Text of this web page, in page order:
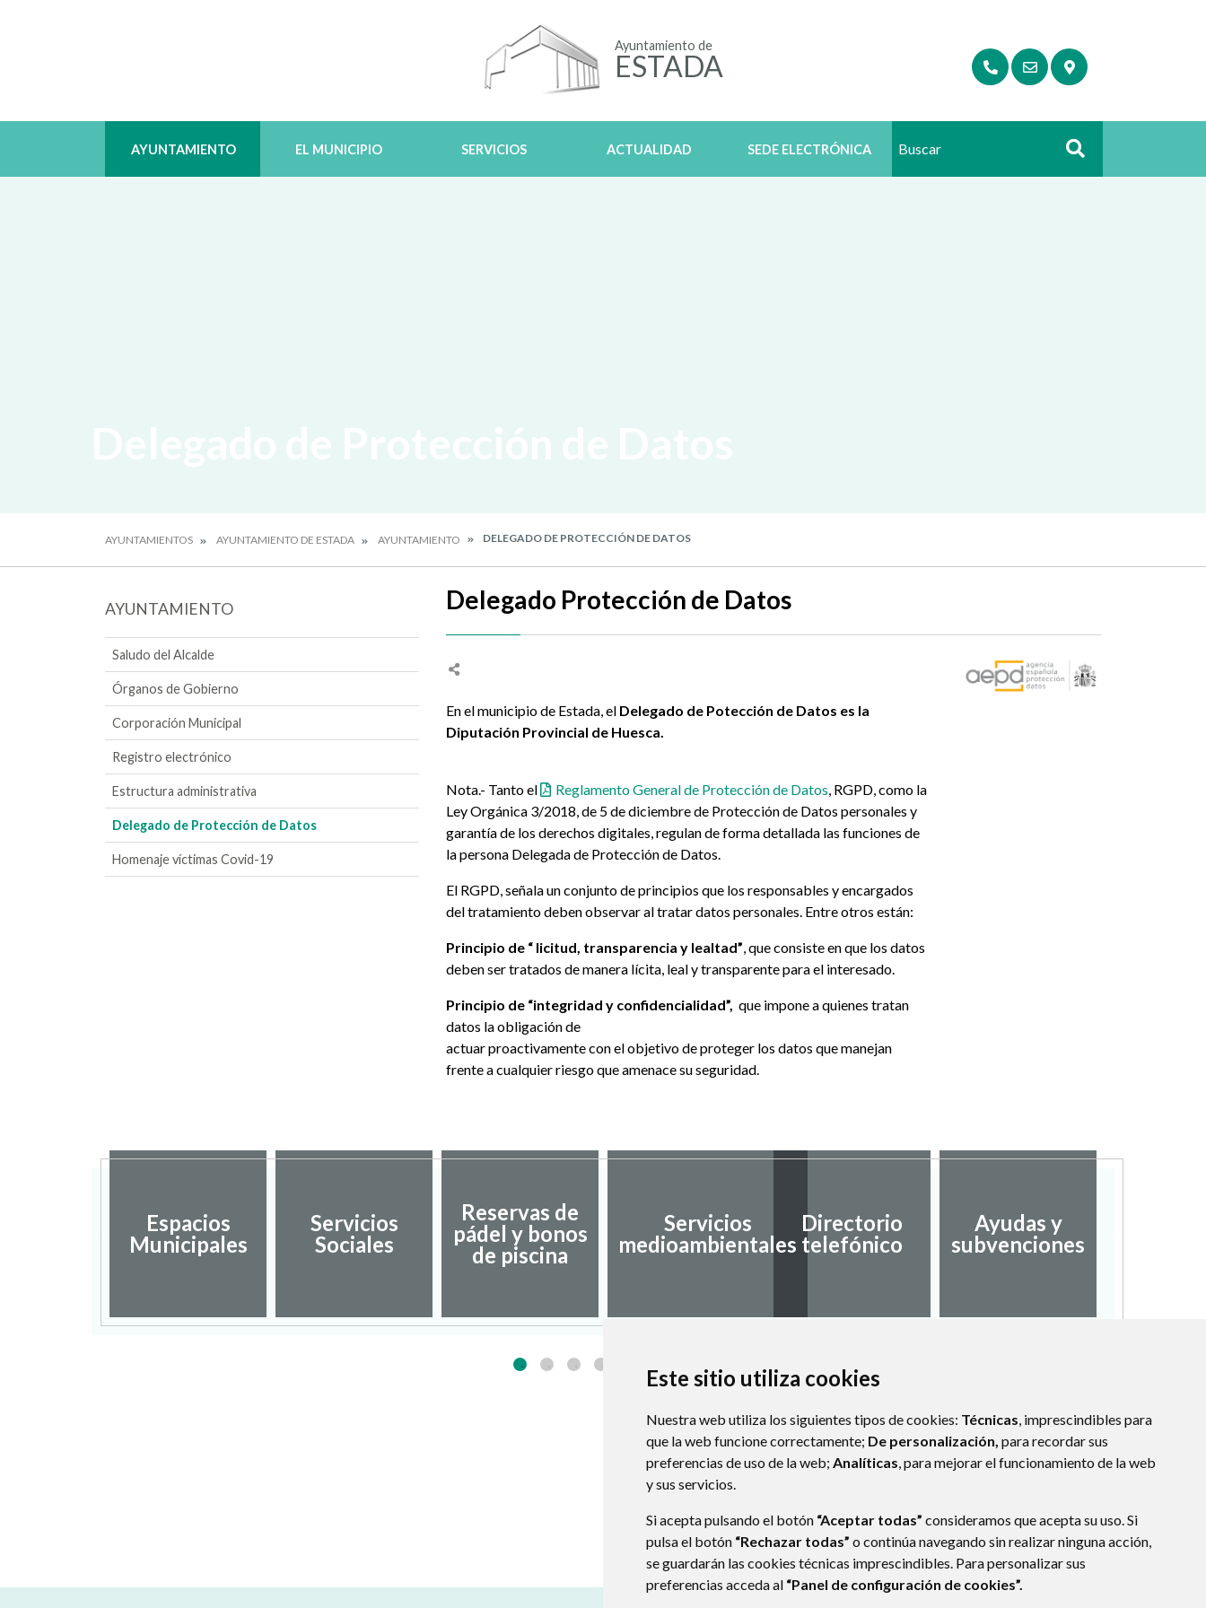
Este sitio utiliza cookies
Nuestra web utiliza los siguientes tipos de cookies: Técnicas, imprescindibles para
que la web funcione correctamente; De personalización, para recordar sus
preferencias de uso de la web; Analíticas, para mejorar el funcionamiento de la web
y sus servicios.
Si acepta pulsando el botón “Aceptar todas” consideramos que acepta su uso. Si
pulsa el botón “Rechazar todas” o continúa navegando sin realizar ninguna acción,
se guardarán las cookies técnicas imprescindibles. Para personalizar sus
preferencias acceda al “Panel de configuración de cookies”.
Ayuntamiento de
ESTADA
AYUNTAMIENTO EL MUNICIPIO SERVICIOS ACTUALIDAD SEDE ELECTRÓNICA Buscar
AYUNTAMIENTOS AYUNTAMIENTO DE ESTADA AYUNTAMIENTO DELEGADO DE PROTECCIÓN DE DATOS
AYUNTAMIENTO
Saludo del Alcalde
Órganos de Gobierno
Corporación Municipal
Registro electrónico
Estructura administrativa
Delegado de Protección de Datos
Homenaje víctimas Covid-19
Delegado Protección de Datos
En el municipio de Estada, el Delegado de Potección de Datos es la
Diputación Provincial de Huesca.
Nota.- Tanto el Reglamento General de Protección de Datos, RGPD, como la
Ley Orgánica 3/2018, de 5 de diciembre de Protección de Datos personales y
garantía de los derechos digitales, regulan de forma detallada las funciones de
la persona Delegada de Protección de Datos.
El RGPD, señala un conjunto de principios que los responsables y encargados
del tratamiento deben observar al tratar datos personales. Entre otros están:
Principio de “ licitud, transparencia y lealtad”, que consiste en que los datos
deben ser tratados de manera lícita, leal y transparente para el interesado.
Principio de “integridad y confidencialidad”, que impone a quienes tratan
datos la obligación de
actuar proactivamente con el objetivo de proteger los datos que manejan
frente a cualquier riesgo que amenace su seguridad.
Espacios
Municipales
Servicios
Sociales
Reservas de
pádel y bonos
de piscina
Servicios
medioambientales
Directorio
telefónico
Ayudas y
subvenciones